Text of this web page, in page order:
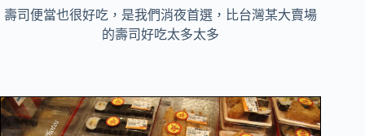
壽司便當也很好吃，是我們消夜首選，比台灣某大賣場
的壽司好吃太多太多